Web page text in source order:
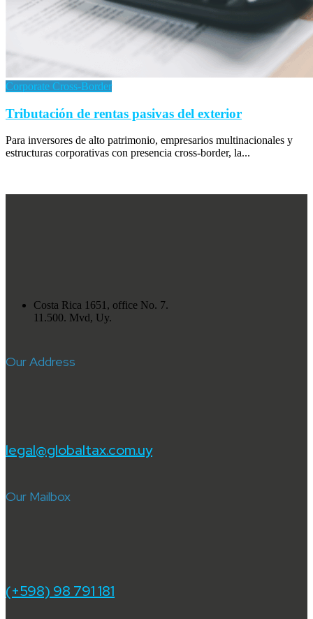
Corporate Cross-Border
Tributación de rentas pasivas del exterior
Para inversores de alto patrimonio, empresarios multinacionales y
estructuras corporativas con presencia cross-border, la...
Costa Rica 1651, office No. 7.
11.500. Mvd, Uy.
Our Address
legal@globaltax.com.uy
Our Mailbox
(+598) 98 791 181